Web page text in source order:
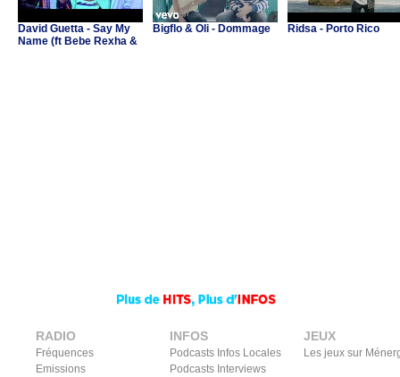
David Guetta - Say My
Name (ft Bebe Rexha &
Bigflo & Oli - Dommage Ridsa - Porto Rico
RADIO
Fréquences
Emissions
INFOS
Podcasts Infos Locales
Podcasts Interviews
JEUX
Les jeux sur